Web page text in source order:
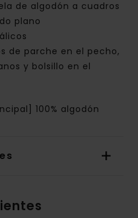
de algodón a cuadros
plano
de parche en el pecho,
y bolsillo en el
100% algodón